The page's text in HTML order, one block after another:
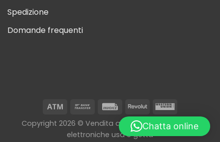
Spedizione
Domande frequenti
Copyright 2026 © Vendita all'ingrosso di sigarette
elettroniche usa e getta
Chatta online